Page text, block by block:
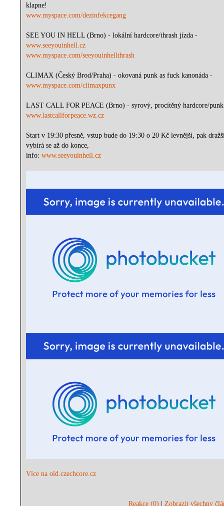
klapne!
www.myspace.com/dezinfekcegang
SEE YOU IN HELL (Brno) - lokální hardcore/thrash jízda -
www.seeyouinhell.cz
www.myspace.com/seeyouinhellthrash
CLIMAX (Český Brod/Praha) - okovaná punk as fuck kanonáda -
www.myspace.com/climaxpunx
LAST CALL FOR PEACE (Brno) - syrový, procítěný hardcore/
www.lastcallforpeace.wz.cz
Start v 19:30 přesně, vstup bude do 19:30 o 20 Kč levnější, pak
vybírá se až do konce,
info:www.seeyouinhell.cz
Více na old.czechcore.cz
Reakce (0) |Zobrazit všechny